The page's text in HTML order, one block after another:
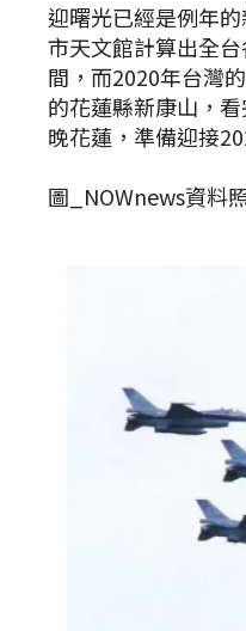
迎曙光已經是例年
市天文館計算出全
間，而2020年台灣
的花蓮縣新康山，
晚花蓮，準備迎接
圖_NOWnews資料